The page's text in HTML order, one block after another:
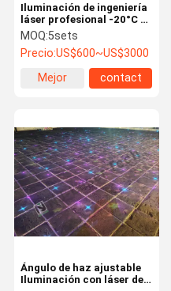
Iluminación de ingeniería
láser profesional -20°C a
40°C Strobe 1-25Hz para
espectáculos de
escenario
MOQ:5sets
Precio:US$600~US$3000
Mejor
contact
Ángulo de haz ajustable
Iluminación con láser de